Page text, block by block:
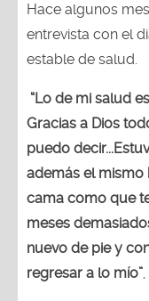
Hace algunos
entrevista con el
estable de salud.
“Lo de mi salud
Gracias a Dios
puedo
además el mismo
cama como que
meses
nuevo de pie y
regresar a lo mío”